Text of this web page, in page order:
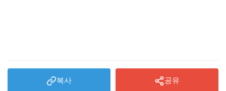
복사 공유